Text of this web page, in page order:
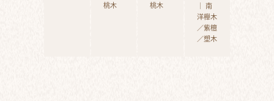
桃木
桃木
｜ 南
洋櫸木
／紫檀
／塑木